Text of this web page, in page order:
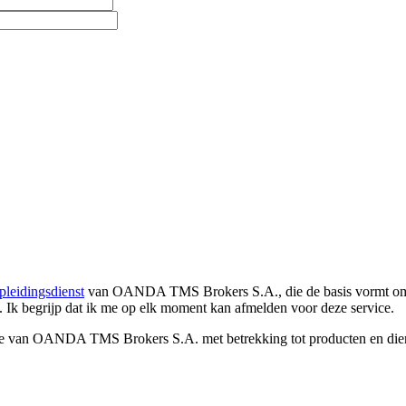
van OANDA TMS Brokers S.A., die de basis vormt
Ik begrijp dat ik me op elk moment kan afmelden voor deze service.
OANDA TMS Brokers S.A. met betrekking tot producten en